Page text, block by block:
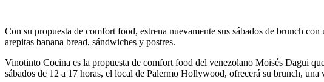
Con su propuesta de comfort food, estrena nuevamente sus sábados de brunch
arepitas banana bread, sándwiches y postres.
Vinotinto Cocina es la propuesta de comfort food del venezolano Moisés Dagui
sábados de 12 a 17 horas, el local de Palermo Hollywood, ofrecerá su brunch,